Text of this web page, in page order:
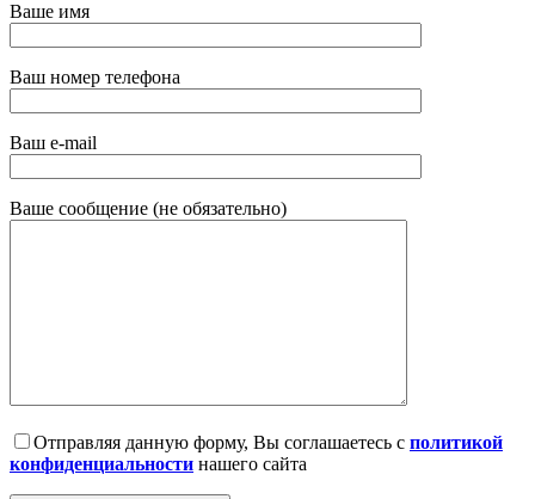
Ваше имя
Ваш номер телефона
Ваш e-mail
Ваше сообщение (не обязательно)
Отправляя данную форму, Вы соглашаетесь с политикой
конфиденциальности нашего сайта